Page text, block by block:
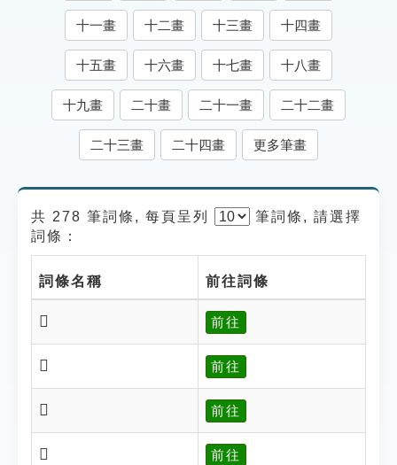
單字索引
生命大百科索引
遊戲專區
貓頭鷹博士
十一畫 十二畫 十三畫 十四畫
十五畫 十六畫 十七畫 十八畫
十九畫 二十畫 二十一畫 二十二畫
二十三畫 二十四畫 更多筆畫
共 278 筆詞條, 每頁呈列 筆詞條, 請選擇
詞條：
詞條名稱 前往詞條
𨿂 前往
𨿃 前往
𨿆 前往
𨿈 前往